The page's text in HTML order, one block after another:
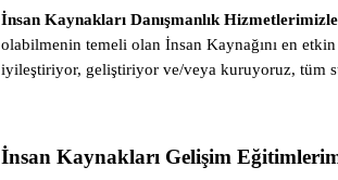
İnsan Kaynakları Danışmanlık
olabilmenin temeli olan İnsan Kaynağını en
iyileştiriyor, geliştiriyor ve/veya kuruyoruz, tüm
İnsan Kaynakları Gelişim